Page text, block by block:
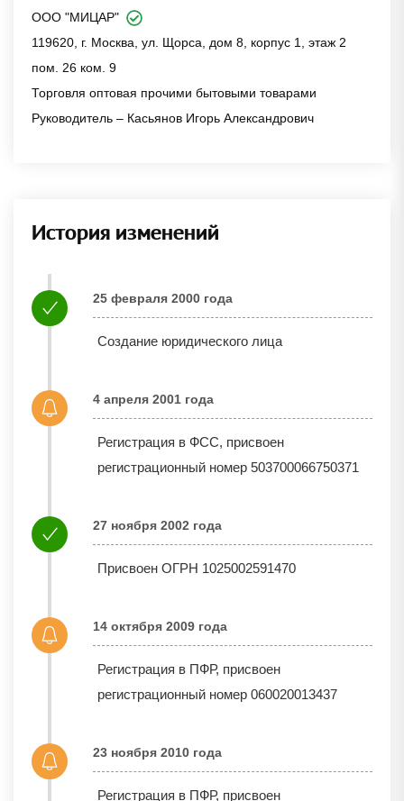
ООО "МИЦАР"
119620, г. Москва, ул. Щорса, дом 8, корпус 1, этаж 2
пом. 26 ком. 9
Торговля оптовая прочими бытовыми товарами
Руководитель – Касьянов Игорь Александрович
История изменений
25 февраля 2000 года
Создание юридического лица
4 апреля 2001 года
Регистрация в ФСС, присвоен
регистрационный номер 503700066750371
27 ноября 2002 года
Присвоен ОГРН 1025002591470
14 октября 2009 года
Регистрация в ПФР, присвоен
регистрационный номер 060020013437
23 ноября 2010 года
Регистрация в ПФР, присвоен